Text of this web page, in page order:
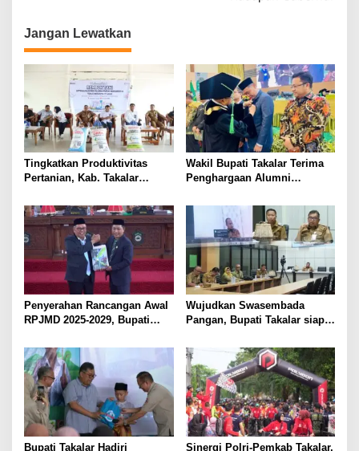
g
a
s
i
p
o
s
Jangan Lewatkan
Tingkatkan Produktivitas
Pertanian, Kab. Takalar
Subsidi Tahun 2025 sebanyak
29 Ribu Ton
Wakil Bupati Takalar Terima
Penghargaan Alumni
Makassar
Penyerahan Rancangan Awal
RPJMD 2025-2029, Bupati
Membangun Takalar dalam
Muwujudkan Kesejahteraan
Masyarakat
Wujudkan Swasembada
Pangan, Bupati Takalar siap
Provinsi terkait Optimalisasi
Lahan dan Bantuan Alsintan
Bupati Takalar Hadiri Sinergi Polri-Pemkab Takalar,